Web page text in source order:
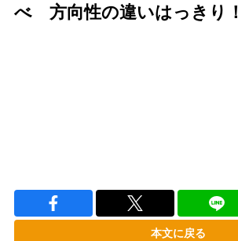
べ 方向性の違いはっきり！
本文に戻る